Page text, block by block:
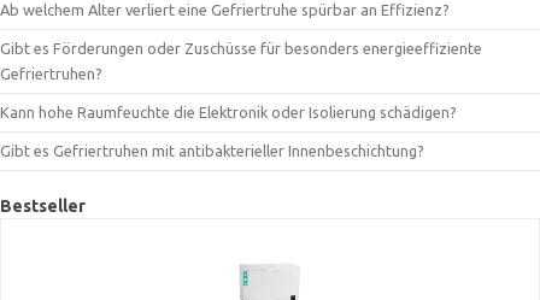
Ab welchem Alter verliert eine Gefriertruhe spürbar an Effizienz?
Gibt es Förderungen oder Zuschüsse für besonders energieeffiziente
Gefriertruhen?
Kann hohe Raumfeuchte die Elektronik oder Isolierung schädigen?
Gibt es Gefriertruhen mit antibakterieller Innenbeschichtung?
Bestseller